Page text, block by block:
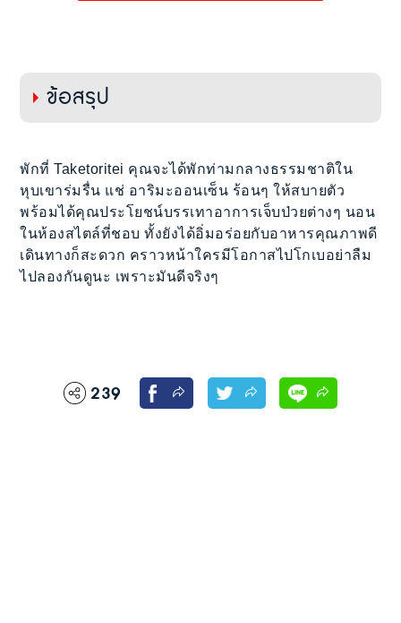
ข้อสรุป
พักที่ Taketoritei คุณจะได้พักท่ามกลางธรรมชาติใน
หุบเขาร่มรื่น แช่ อาริมะออนเซ็น ร้อนๆ ให้สบายตัว
พร้อมได้คุณประโยชน์บรรเทาอาการเจ็บป่วยต่างๆ นอน
ในห้องสไตล์ที่ชอบ ทั้งยังได้อิ่มอร่อยกับอาหารคุณภาพดี
เดินทางก็สะดวก คราวหน้าใครมีโอกาสไปโกเบอย่าลืม
ไปลองกันดูนะ เพราะมันดีจริงๆ
239